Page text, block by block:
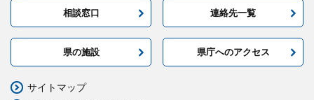
相談窓口 連絡先一覧
県の施設 県庁へのアクセス
サイトマップ